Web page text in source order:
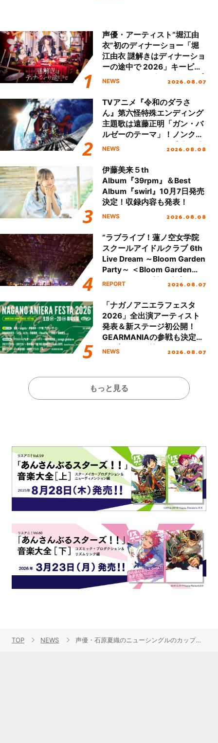
声優・アーティスト“堀江由
衣”初のディナーショー「堀
江由衣 謎解きはディナーショ
ーの途中で 2026」キービジ
ュアル＆グッズラインナップ
NEWS 2026.08.07
TVアニメ『令和のダラさ
ん』第六怪特殊エンディング
主題歌は遠藤正明「ガン・バ
ルゼーのテーマ」！ノンクレ
ジットエンディング映像も公
NEWS 2026.08.08
伊藤美来５th
Album『39rpm』＆Best
Album『swirl』10月7日発売
決定！収録内容も発表！
NEWS 2026.08.08
“ラブライブ！蓮ノ空女学院
スクールアイドルクラブ 6th
Live Dream ～Bloom Garden
Party～ ＜Bloom Garden
Party Stage／埼玉公演＞”
REPORT 2026.08.07
「ナガノアニエラフェスタ
2026」全出演アーティスト
発表＆新ステージ初公開！
GEARMANIAの参戦も決定
し、初となる第3ステージの
NEWS 2026.08.07
もっと見る
TOP NEWS 声優・石原夏織のニューシングルのカップリング曲「わざと触れた。」試聴ver.を公開！作詞・作曲・編曲を手掛けるのはHoneyWorks！